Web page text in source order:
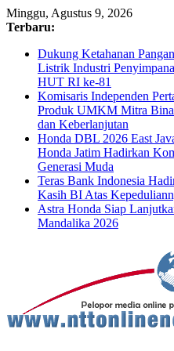
Minggu, Agustus 9, 2026
Terbaru:
Dukung Ketahanan
Listrik Industri
HUT RI ke-81
Komisaris Independen
Produk UMKM Mitra
dan Keberlanjutan
Honda DBL 2026 East
Honda Jatim Hadirkan
Generasi Muda
Teras Bank Indonesia
Kasih BI Atas
Astra Honda Siap
Mandalika 2026